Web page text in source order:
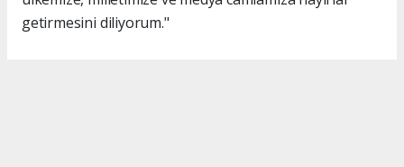
getirmesini diliyorum."